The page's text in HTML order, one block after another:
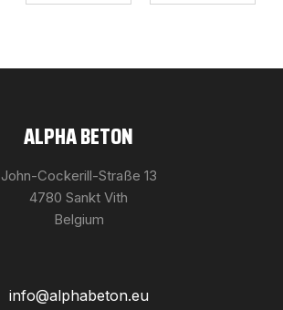
ALPHA BETON
John-Cockerill-Straße 13
4780 Sankt Vith
Belgium
info@alphabeton.eu